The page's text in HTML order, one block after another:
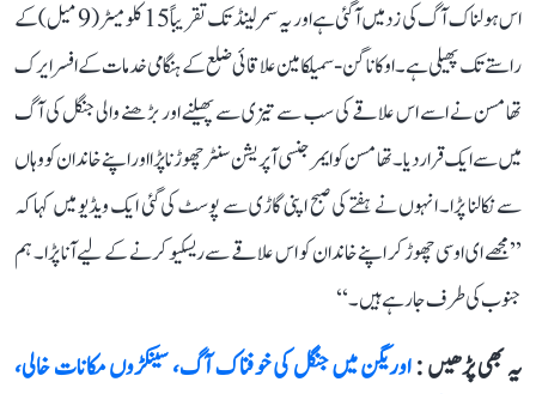
اس ہولناک آگ کی زد میں آ گئی ہے اور یہ سمرلینڈ تک تقریباً 15 کلومیٹر (9 میل) کے
راستے تک پھیلی ہے۔ اوکاناگن-سمیلکامین علاقائی ضلع کے ہنگامی خدمات کے افسر ایرک
تھامسن نے اسے اس علاقے کی سب سے تیزی سے پھیلنے اور بڑھنے والی جنگل کی آگ
میں سے ایک قرار دیا۔ تھامسن کو ایمرجنسی آپریشن سنٹر چھوڑنا پڑا اور اپنے خاندان کو وہاں
سے نکالنا پڑا۔ انہوں نے ہفتے کی صبح اپنی گاڑی سے پوسٹ کی گئی ایک ویڈیو میں کہا کہ
’’مجھے ای او سی چھوڑ کر اپنے خاندان کو اس علاقے سے ریسکیو کرنے کے لیے آنا پڑا۔ ہم
جنوب کی طرف جا رہے ہیں۔‘‘
یہ بھی پڑھیں :اوریگن میں جنگل کی خوفناک آگ، سینکڑوں مکانات خالی،